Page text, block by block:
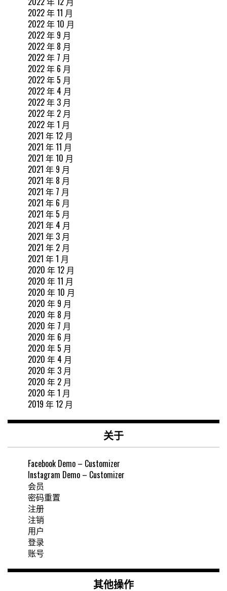
2022 年 11 月
2022 年 10 月
2022 年 9 月
2022 年 8 月
2022 年 7 月
2022 年 6 月
2022 年 5 月
2022 年 4 月
2022 年 3 月
2022 年 2 月
2022 年 1 月
2021 年 12 月
2021 年 11 月
2021 年 10 月
2021 年 9 月
2021 年 8 月
2021 年 7 月
2021 年 6 月
2021 年 5 月
2021 年 4 月
2021 年 3 月
2021 年 2 月
2021 年 1 月
2020 年 12 月
2020 年 11 月
2020 年 10 月
2020 年 9 月
2020 年 8 月
2020 年 7 月
2020 年 6 月
2020 年 5 月
2020 年 4 月
2020 年 3 月
2020 年 2 月
2020 年 1 月
2019 年 12 月
关于
Facebook Demo – Customizer
Instagram Demo – Customizer
会员
密码重置
注册
注销
用户
登录
账号
其他操作